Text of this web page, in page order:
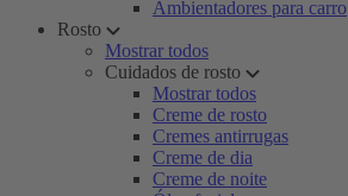
Ambientadores para carro
Rosto
Mostrar todos
Cuidados de rosto
Mostrar todos
Creme de rosto
Cremes antirrugas
Creme de dia
Creme de noite